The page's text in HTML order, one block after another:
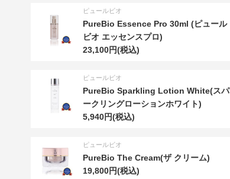
ピュールビオ
PureBio Essence Pro 30ml (ピュール
ビオ エッセンスプロ)
23,100円(税込)
ピュールビオ
PureBio Sparkling Lotion White(スパ
ークリングローションホワイト)
5,940円(税込)
ピュールビオ
PureBio The Cream(ザ クリーム)
19,800円(税込)